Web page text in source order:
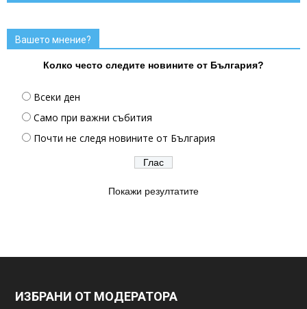
Вашето мнение?
Колко често следите новините от България?
Всеки ден
Само при важни събития
Почти не следя новините от България
Покажи резултатите
ИЗБРАНИ ОТ МОДЕРАТОРА